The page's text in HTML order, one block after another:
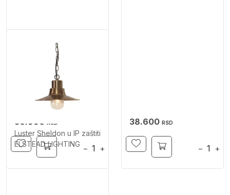
36.990 RSD
− +
38.600 RSD
− +
Luster Sheldon u IP zaštiti
ELSTEAD LIGHTING